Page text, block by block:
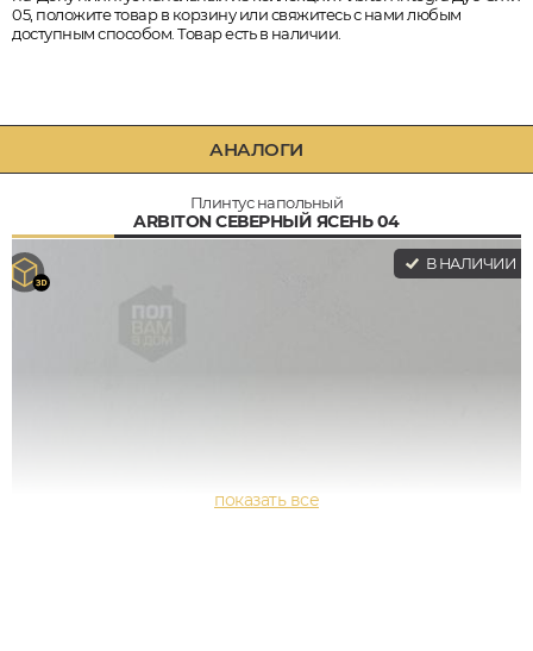
05, положите товар в корзину или свяжитесь с нами любым
доступным способом. Товар есть в наличии.
АНАЛОГИ
Плинтус напольный
ARBITON СЕВЕРНЫЙ ЯСЕНЬ 04
В НАЛИЧИИ